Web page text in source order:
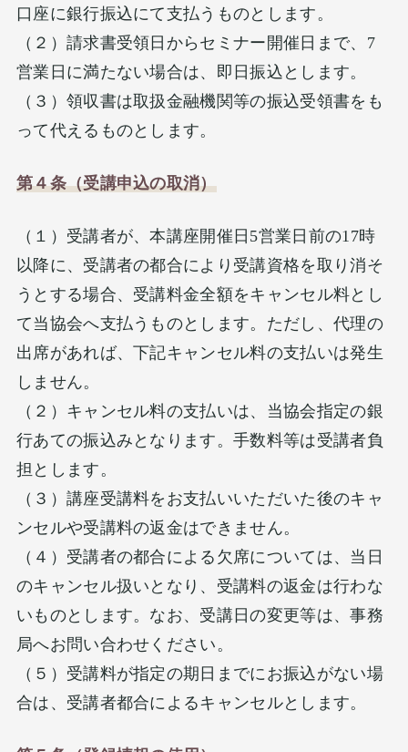
口座に銀行振込にて支払うものとします。
（２）請求書受領日からセミナー開催日まで、7
営業日に満たない場合は、即日振込とします。
（３）領収書は取扱金融機関等の振込受領書をも
って代えるものとします。
第４条（受講申込の取消）
（１）受講者が、本講座開催日5営業日前の17時
以降に、受講者の都合により受講資格を取り消そ
うとする場合、受講料金全額をキャンセル料とし
て当協会へ支払うものとします。ただし、代理の
出席があれば、下記キャンセル料の支払いは発生
しません。
（２）キャンセル料の支払いは、当協会指定の銀
行あての振込みとなります。手数料等は受講者負
担とします。
（３）講座受講料をお支払いいただいた後のキャ
ンセルや受講料の返金はできません。
（４）受講者の都合による欠席については、当日
のキャンセル扱いとなり、受講料の返金は行わな
いものとします。なお、受講日の変更等は、事務
局へお問い合わせください。
（５）受講料が指定の期日までにお振込がない場
合は、受講者都合によるキャンセルとします。